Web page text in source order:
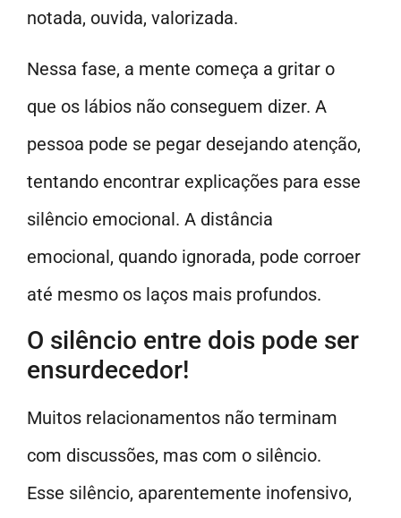
notada, ouvida, valorizada.
Nessa fase, a mente começa a gritar o
que os lábios não conseguem dizer. A
pessoa pode se pegar desejando atenção,
tentando encontrar explicações para esse
silêncio emocional. A distância
emocional, quando ignorada, pode corroer
até mesmo os laços mais profundos.
O silêncio entre dois pode ser
ensurdecedor!
Muitos relacionamentos não terminam
com discussões, mas com o silêncio.
Esse silêncio, aparentemente inofensivo,